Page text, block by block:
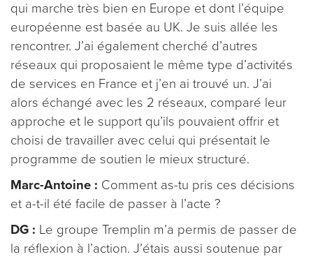
qui marche très bien en Europe et dont l’équipe
européenne est basée au UK. Je suis allée les
rencontrer. J’ai également cherché d’autres
réseaux qui proposaient le même type d’activités
de services en France et j’en ai trouvé un. J’ai
alors échangé avec les 2 réseaux, comparé leur
approche et le support qu’ils pouvaient offrir et
choisi de travailler avec celui qui présentait le
programme de soutien le mieux structuré.
Marc-Antoine : Comment as-tu pris ces décisions
et a-t-il été facile de passer à l’acte ?
DG : Le groupe Tremplin m’a permis de passer de
la réflexion à l’action. J’étais aussi soutenue par